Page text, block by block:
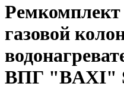
Ремкомплект
газовой
ВПГ "BAXI"